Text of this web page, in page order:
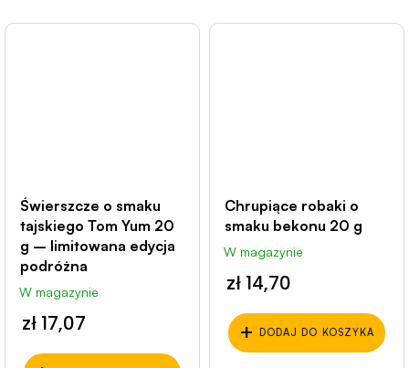
Świerszcze o smaku
tajskiego Tom Yum 20
g – limitowana edycja
podróżna
W magazynie
zł 17,07
Chrupiące robaki o
smaku bekonu 20 g
W magazynie
zł 14,70
+ DODAJ DO KOSZYKA